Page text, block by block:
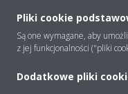
Rozwiązania
Pliki cookie
Są one wymagane, aby
z jej funkcjonalności ("pliki
Dodatkowe pliki